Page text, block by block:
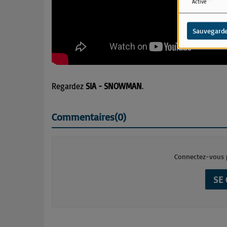
Activé
Regardez SIA - SNOWMAN.
Commentaires(0)
Connectez-
SE